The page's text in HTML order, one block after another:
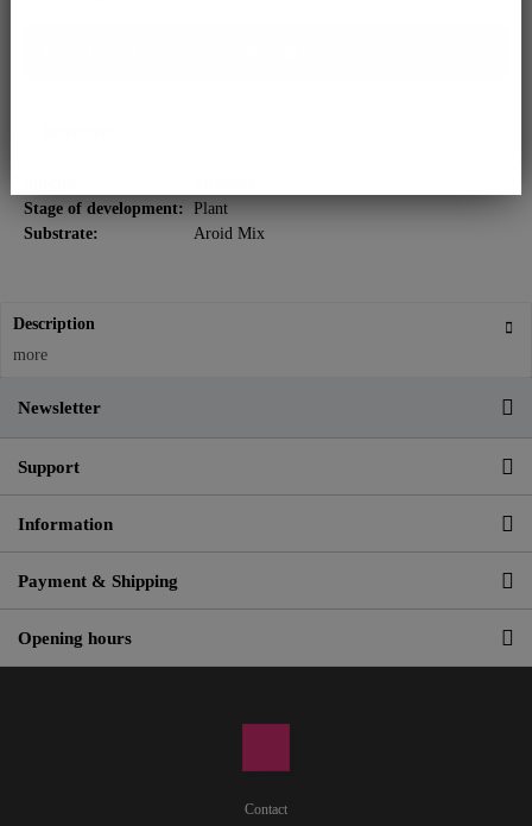
Stage of development: Plant
Substrate:
Aroid Mix
Description
more
Newsletter
Support
Information
Payment & Shipping
Opening hours
Contact